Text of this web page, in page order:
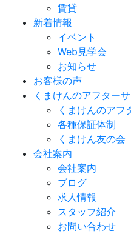
賃貸
新着情報
イベント
Web見学会
お知らせ
お客様の声
くまけんのアフター
くまけんのアフ
各種保証体制
くまけん友の会
会社案内
会社案内
ブログ
求人情報
スタッフ紹介
お問い合わせ